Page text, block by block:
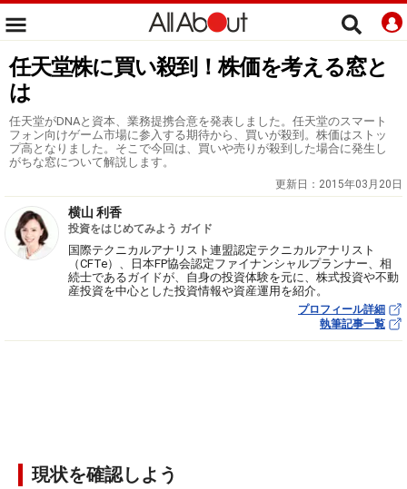
任天堂株に買い殺到！株価を考える窓と
は
任天堂がDNAと資本、業務提携合意を発表しました。任天堂のスマート
フォン向けゲーム市場に参入する期待から、買いが殺到。株価はストッ
プ高となりました。そこで今回は、買いや売りが殺到した場合に発生し
がちな窓について解説します。
更新日： 2015年03月20日
横山 利香
投資をはじめてみよう ガイド
国際テクニカルアナリスト連盟認定テクニカルアナリスト
（CFTe）、日本FP協会認定ファイナンシャルプランナー、相
続士であるガイドが、自身の投資体験を元に、株式投資や不動
産投資を中心とした投資情報や資産運用を紹介。
プロフィール詳細
執筆記事一覧
現状を確認しよう